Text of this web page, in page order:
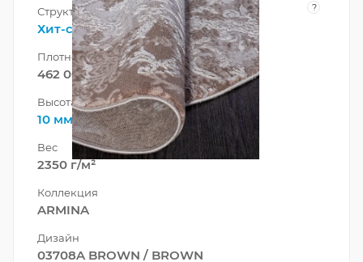
Структура нити ?
Хит-сет
Плотность
462 000 точек/м²
Высота ворса
10 мм
Вес
2350 г/м²
Коллекция
ARMINA
Дизайн
03708A BROWN / BROWN